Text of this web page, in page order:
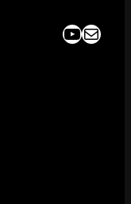
YouTube Mail